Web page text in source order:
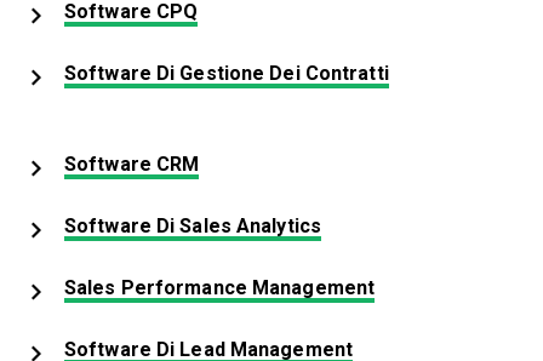
Software CPQ
Software Di Gestione Dei Contratti
Software CRM
Software Di Sales Analytics
Sales Performance ManagementOpens New
Software Di Lead ManagementOpens New Window